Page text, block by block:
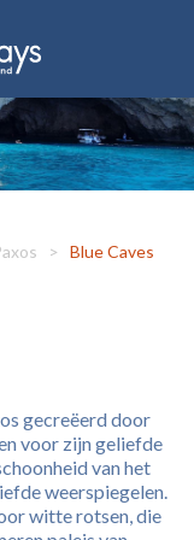
> Blue Caves
gecreëerd door
voor zijn geliefde
van het
weerspiegelen.
witte rotsen, die